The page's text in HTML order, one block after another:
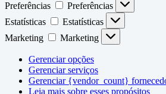
Preferências
Preferências
Estatísticas
Estatísticas
Marketing
Marketing
Gerenciar opções
Gerenciar serviços
Gerenciar {vendor_count}
Leia mais sobre esses propósitos